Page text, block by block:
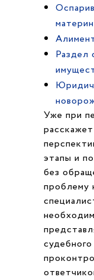
Раздел
Уже при
этапы и
без
проблему